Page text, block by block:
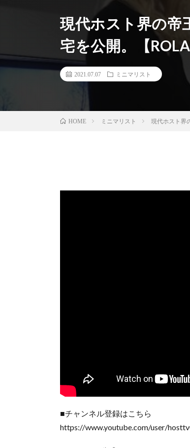
現代ホスト界の帝
宅を公開。【
2021.07.07 ミニマリスト
HOME ミニマリスト 現代ホスト界
■チャンネル登録はこちら
https://www.youtube.com/user/